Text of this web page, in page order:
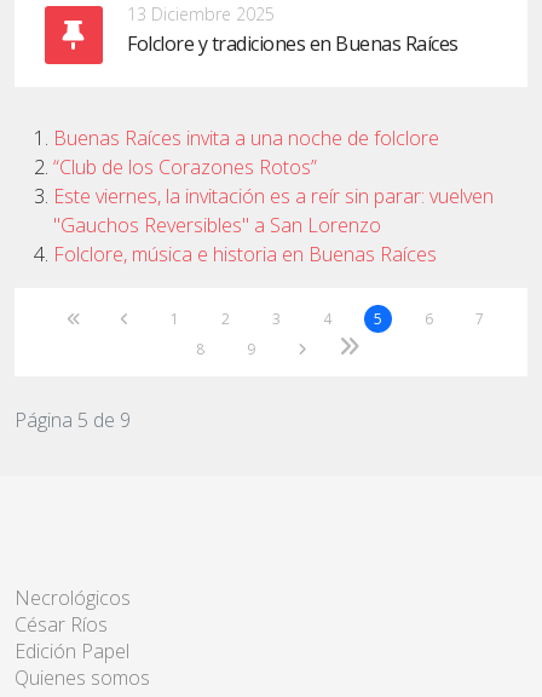
13 Diciembre 2025
Folclore y tradiciones en Buenas Raíces
Buenas Raíces invita a una noche de folclore
“Club de los Corazones Rotos”
Este viernes, la invitación es a reír sin parar: vuelven
"Gauchos Reversibles" a San Lorenzo
Folclore, música e historia en Buenas Raíces
1 2 3 4 5 6
7
8
9
Página 5 de 9
Necrológicos
César Ríos
Edición Papel
Quienes somos